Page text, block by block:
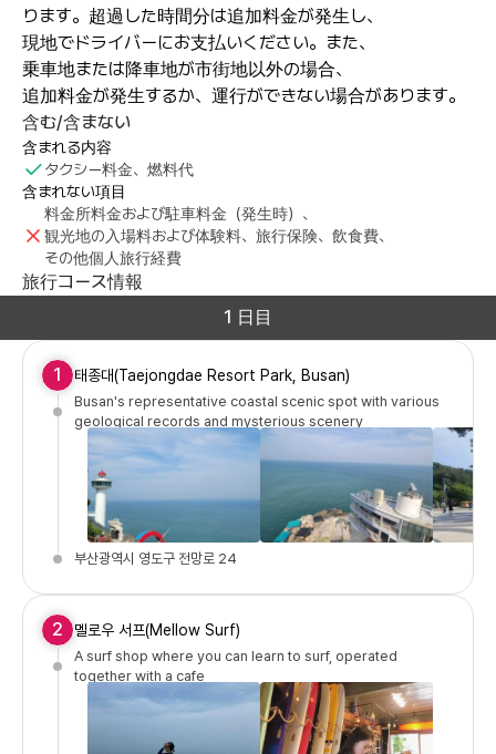
ります。超過した時間分は追加料金が発生し、
現地でドライバーにお支払いください。また、
乗車地または降車地が市街地以外の場合、
追加料金が発生するか、運行ができない場合があります。
含む/含まない
含まれる内容
タクシー料金、燃料代
含まれない項目
料金所料金および駐車料金（発生時）、
観光地の入場料および体験料、旅行保険、飲食費、
その他個人旅行経費
旅行コース情報
1 日目
1 태종대(Taejongdae Resort Park, Busan)
Busan's representative coastal scenic spot with various
geological records and mysterious scenery
부산광역시 영도구 전망로 24
2 멜로우 서프(Mellow Surf)
A surf shop where you can learn to surf, operated
together with a cafe